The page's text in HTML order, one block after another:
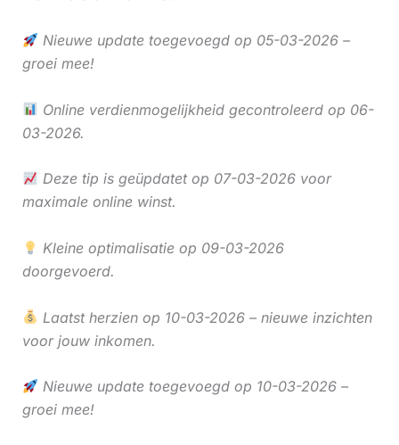
Nieuwe update toegevoegd op 05-03-2026 –
groei mee!
Online verdienmogelijkheid gecontroleerd op 06-
03-2026.
Deze tip is geüpdatet op 07-03-2026 voor
maximale online winst.
Kleine optimalisatie op 09-03-2026
doorgevoerd.
Laatst herzien op 10-03-2026 – nieuwe inzichten
voor jouw inkomen.
Nieuwe update toegevoegd op 10-03-2026 –
groei mee!